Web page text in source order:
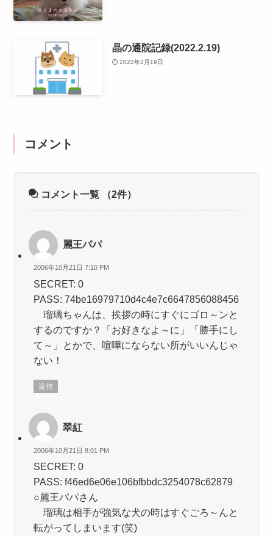
晶の通院記録(2022.2.19)
2022年2月19日
コメント
コメント一覧 （2件）
麗王パパ
2006年10月21日 7:10 PM
SECRET: 0
PASS: 74be16979710d4c4e7c6647856088456
瑠璃ちゃんは、挨拶の時にすぐにゴロ～ンと
するのですか？「お好きなよ～に」「勝手にし
て～」とかで、喧嘩にならない所がいいんじゃ
ない！
返信
翠紅
2006年10月21日 8:01 PM
SECRET: 0
PASS: f46ed6e06e106bfbbdc3254078c62879
○麗王パパさん
瑠璃は相手が強気な犬の時はすぐごろ～んと
転がってしまいます(笑)